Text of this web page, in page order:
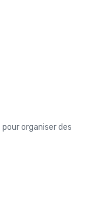
de SF
destinations de
liste)
notés à SF
hôtel de SF
organiser des